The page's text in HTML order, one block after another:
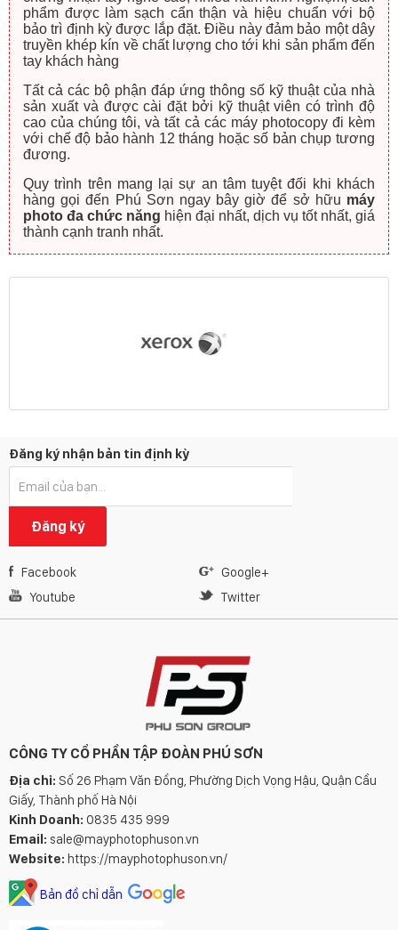
phẩm được làm sạch cẩn thận và hiệu chuẩn với bộ
bảo trì định kỳ được lắp đặt. Điều này đảm bảo một dây
truyền khép kín về chất lượng cho tới khi sản phẩm đến
tay khách hàng
Tất cả các bộ phận đáp ứng thông số kỹ thuật của nhà
sản xuất và được cài đặt bởi kỹ thuật viên có trình độ
cao của chúng tôi, và tất cả các máy photocopy đi kèm
với chế độ bảo hành 12 tháng hoặc số bản chụp tương
đương.
Quy trình trên mang lại sự an tâm tuyệt đối khi khách
hàng gọi đến Phú Sơn ngay bây giờ để sở hữu máy
photo đa chức năng hiện đại nhất, dịch vụ tốt nhất, giá
thành cạnh tranh nhất.
Đăng ký nhận bản tin định kỳ
Đăng ký
Facebook
Google+
Youtube
Twitter
CÔNG TY CỔ PHẦN TẬP ĐOÀN PHÚ SƠN
Địa chỉ: Số 26 Phạm Văn Đồng, Phường Dịch Vọng Hậu, Quận Cầu
Giấy, Thành phố Hà Nội
Kinh Doanh: 0835 435 999
Email: sale@mayphotophuson.vn
Website: https://mayphotophuson.vn/
Bản đồ chỉ dẫn